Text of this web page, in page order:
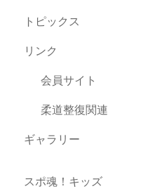
トピックス
リンク
会員サイト
柔道整復関連
ギャラリー
スポ魂！キッズ